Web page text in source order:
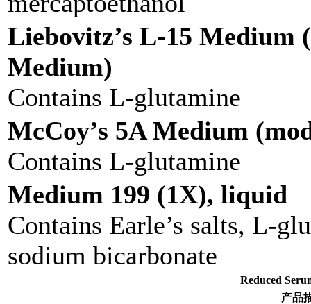
Liebovitz’s L-15 Medium
Medium)
Contains L-glutamine
McCoy’s 5A Medium
Contains L-glutamine
Medium 199 (1X), liquid
Contains Earle’s salts, L-
sodium bicarbonate
Reduced
产品